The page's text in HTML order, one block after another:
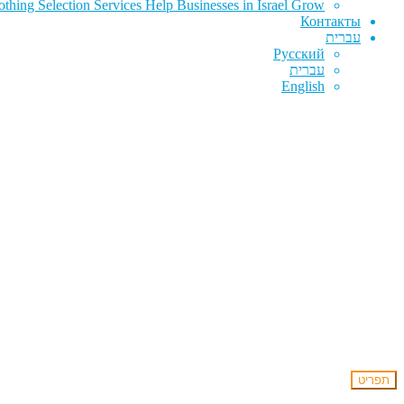
Selection Services Help Businesses in Israel Grow
Контакты
עברית
Русский
עברית
English
תפריט